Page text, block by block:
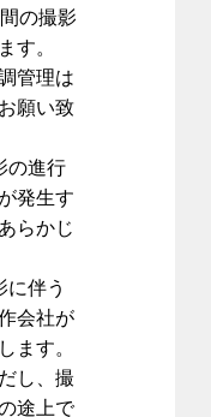
の撮影
す。
は
願い致
行
発生す
らかじ
う
会社が
ます。
撮
途上で